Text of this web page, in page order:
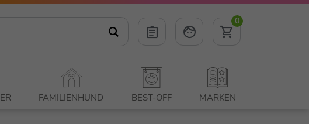
0
FAMILIENHUND BEST-OFF MARKEN